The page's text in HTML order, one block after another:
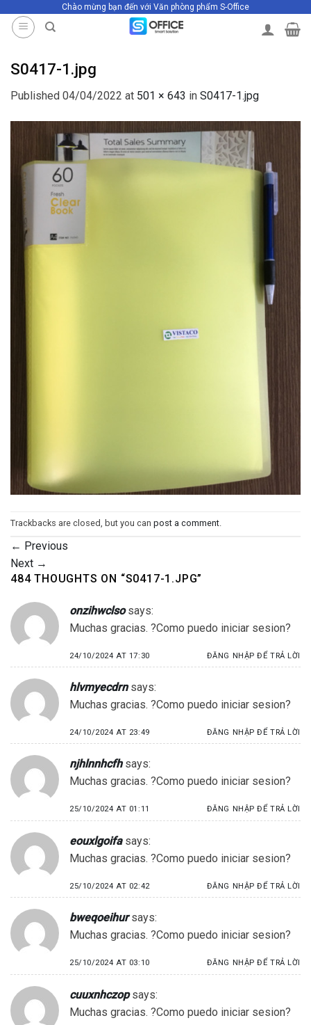
Chào mừng bạn đến với Văn phòng phẩm S-Office
S0417-1.jpg
Published 04/04/2022 at 501 × 643 in S0417-1.jpg
Trackbacks are closed, but you can post a comment.
← Previous
Next →
484 THOUGHTS ON “S0417-1.JPG”
onzihwclso says:
Muchas gracias. ?Como puedo iniciar sesion?
24/10/2024 AT 17:30 ĐĂNG NHẬP ĐỂ TRẢ LỜI
hlvmyecdrn says:
Muchas gracias. ?Como puedo iniciar sesion?
24/10/2024 AT 23:49 ĐĂNG NHẬP ĐỂ TRẢ LỜI
njhlnnhcfh says:
Muchas gracias. ?Como puedo iniciar sesion?
25/10/2024 AT 01:11 ĐĂNG NHẬP ĐỂ TRẢ LỜI
eouxlgoifa says:
Muchas gracias. ?Como puedo iniciar sesion?
25/10/2024 AT 02:42 ĐĂNG NHẬP ĐỂ TRẢ LỜI
bweqoeihur says:
Muchas gracias. ?Como puedo iniciar sesion?
25/10/2024 AT 03:10 ĐĂNG NHẬP ĐỂ TRẢ LỜI
cuuxnhczop says:
Muchas gracias. ?Como puedo iniciar sesion?